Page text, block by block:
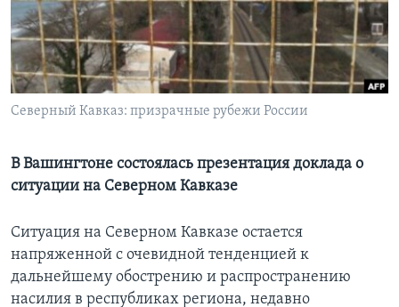
Learning English
СОЦИАЛЬНЫЕ СЕТИ
Языки
Северный Кавказ: призрачные рубежи России
В Вашингтоне состоялась презентация доклада о
ситуации на Северном Кавказе
Ситуация на Северном Кавказе остается
напряженной с очевидной тенденцией к
дальнейшему обострению и распространению
насилия в республиках региона, недавно